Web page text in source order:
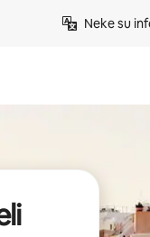
Neke su